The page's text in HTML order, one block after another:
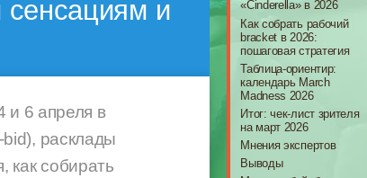
сенсациям и
и 6 апреля в
расклады
как собирать
«Cinderella» в 2026
Как собрать рабочий
bracket в 2026:
пошаговая стратегия
Таблица-ориентир:
календарь March
Madness 2026
Итог: чек-лист зрителя
на март 2026
Мнения экспертов
Выводы